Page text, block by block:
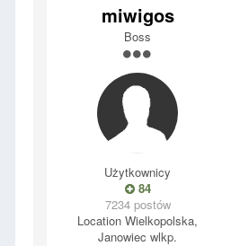
miwigos
Boss
Użytkownicy
84
7234 postów
Location Wielkopolska,
Janowiec wlkp.